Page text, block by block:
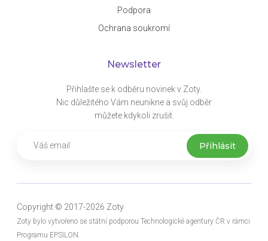
Podpora
Ochrana soukromí
Newsletter
Přihlašte se k odběru novinek v Zoty.
Nic důležitého Vám neunikne a svůj odběr
můžete kdykoli zrušit.
Copyright © 2017-2026 Zoty
Zoty bylo vytvořeno se státní podporou Technologické agentury ČR v rámci
Programu EPSILON.